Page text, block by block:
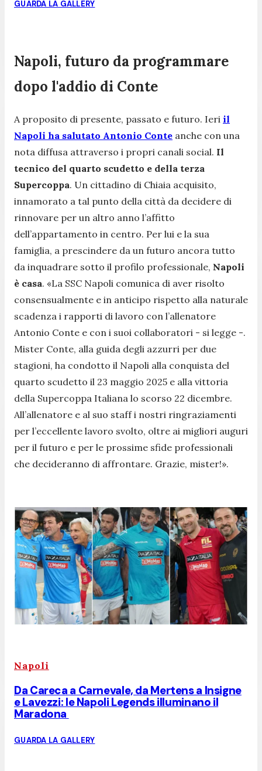
GUARDA LA GALLERY
Napoli, futuro da programmare
dopo l'addio di Conte
A proposito di presente, passato e futuro. Ieri il
Napoli ha salutato Antonio Conte anche con una
nota diffusa attraverso i propri canali social. Il
tecnico del quarto scudetto e della terza
Supercoppa. Un cittadino di Chiaia acquisito,
innamorato a tal punto della città da decidere di
rinnovare per un altro anno l’affitto
dell’appartamento in centro. Per lui e la sua
famiglia, a prescindere da un futuro ancora tutto
da inquadrare sotto il profilo professionale, Napoli
è casa. «La SSC Napoli comunica di aver risolto
consensualmente e in anticipo rispetto alla naturale
scadenza i rapporti di lavoro con l’allenatore
Antonio Conte e con i suoi collaboratori - si legge -.
Mister Conte, alla guida degli azzurri per due
stagioni, ha condotto il Napoli alla conquista del
quarto scudetto il 23 maggio 2025 e alla vittoria
della Supercoppa Italiana lo scorso 22 dicembre.
All’allenatore e al suo staff i nostri ringraziamenti
per l’eccellente lavoro svolto, oltre ai migliori auguri
per il futuro e per le prossime sfide professionali
che decideranno di affrontare. Grazie, mister!».
Napoli
Da Careca a Carnevale, da Mertens a Insigne
e Lavezzi: le Napoli Legends illuminano il
Maradona
GUARDA LA GALLERY